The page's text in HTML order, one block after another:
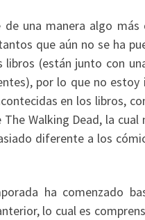
de una manera algo más
que aún no se ha
libros (están junto con
por lo que no
en los libros,
The Walking Dead, la cual
diferente a los
ha comenzado
lo cual es